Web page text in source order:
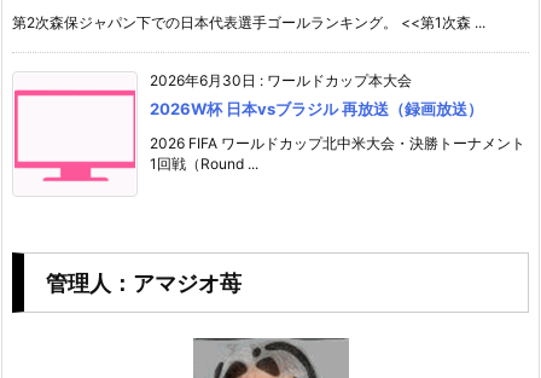
第2次森保ジャパン下での日本代表選手ゴールランキング。 <<第1次森 ...
2026年6月30日 : ワールドカップ本大会
2026W杯 日本vsブラジル 再放送（録画放送）
2026 FIFA ワールドカップ北中米大会・決勝トーナメント
1回戦（Round ...
管理人：アマジオ苺